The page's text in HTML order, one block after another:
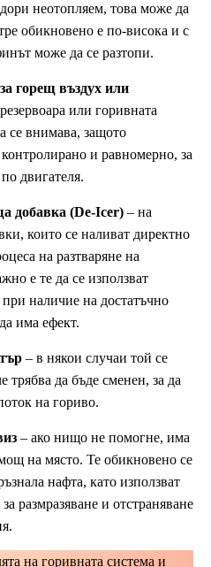
неотопляем, това може да
обикновено е по-висока и с
може да се разтопи.
горещ въздух или
или горивната
се внимава, защото
и равномерно, за
двигателя.
добавка (De-Icer) – на
които се наливат директно
на разтваряне на
е те да се използват
наличие на достатъчно
има ефект.
– в някои случаи той се
трябва да бъде сменен, за да
на гориво.
– ако нищо не помогне, има
на място. Те обикновено се
нафта, като използват
размразяване и отстраняване
на горивната система и